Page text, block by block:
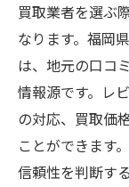
買取業者を選ぶ
なります。福岡
は、地元の口コ
情報源です。レ
の対応、買取価
ことができます
信頼性を判断す